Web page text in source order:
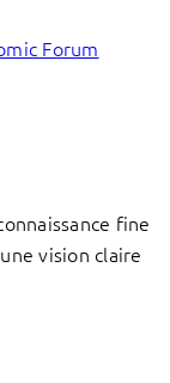
Forum
fine
vision claire